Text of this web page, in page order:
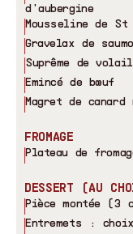
d'aubergine
Mousseline de St
Gravelax de
Suprême de
Emincé de bœuf
Magret de
FROMAGE
Plateau de
DESSERT (AU
Pièce montée (3
Entremets :